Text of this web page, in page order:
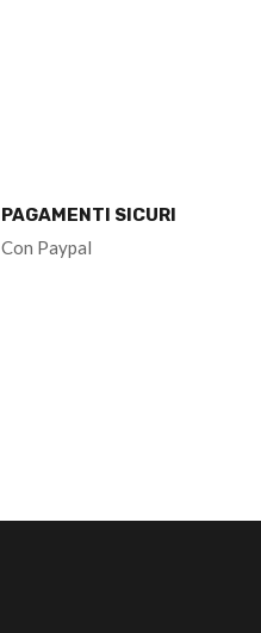
PAGAMENTI SICURI
Con Paypal